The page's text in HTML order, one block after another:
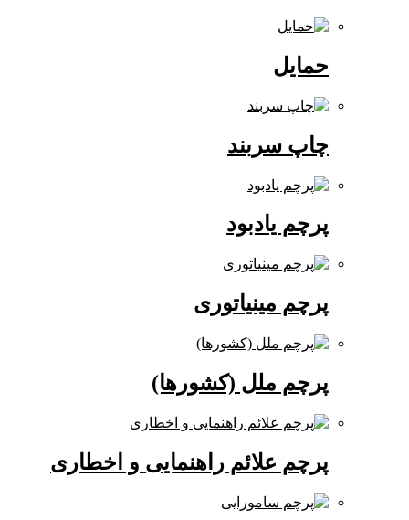
چاپ سربند
پرچم یادبود
پرچم مینیاتوری
پرچم ملل (کشورها)
پرچم علائم راهنمایی و اخطاری